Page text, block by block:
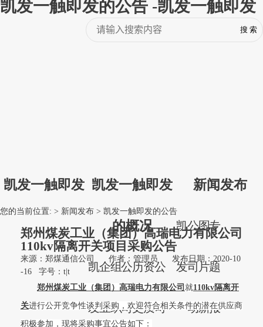
凯发一触即发的公告 -凯发一触即发
凯发一触即发 凯发一触即发
的概况
凯
发
企
业
组
织
公
司
历
史
资
质
公
司
新闻发布
凯
发
一
公
司
动
图
片
新
专
题
报
您的当前位置: > 新闻发布 > 凯发一触即发的公告
郑州煤炭工业（集团）高瑞电力有限公司
110kv隔离开关项目采购公告
来源：郑煤通信公司 作者：管理员
发布日期：2020-10
-16
字号： t t
郑州煤炭工业（集团）高瑞电力有限公司 就110kv隔离开
关进行公开竞争性谈判采购，欢迎符合相关条件的潜在供应商
积极参加，现将采购事宜公告如下：